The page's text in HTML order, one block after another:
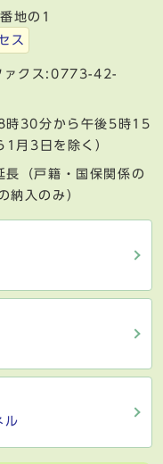
地の1
ス
ァクス:0773-42-
時30分から午後5時15
月3日を除く）
長（戸籍・国保関係の
納入のみ）
ル